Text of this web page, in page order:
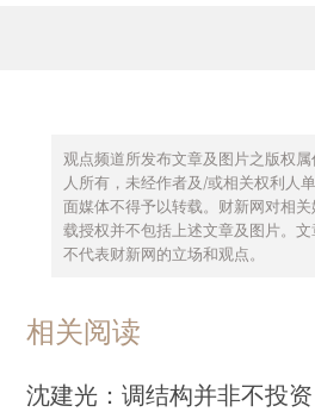
观点频道所发布文章及图片之版权
人所有，未经作者及/或相关权利人
面媒体不得予以转载。财新网对相
载授权并不包括上述文章及图片。文
不代表财新网的立场和观点。
相关阅读
沈建光：调结构并非不投资